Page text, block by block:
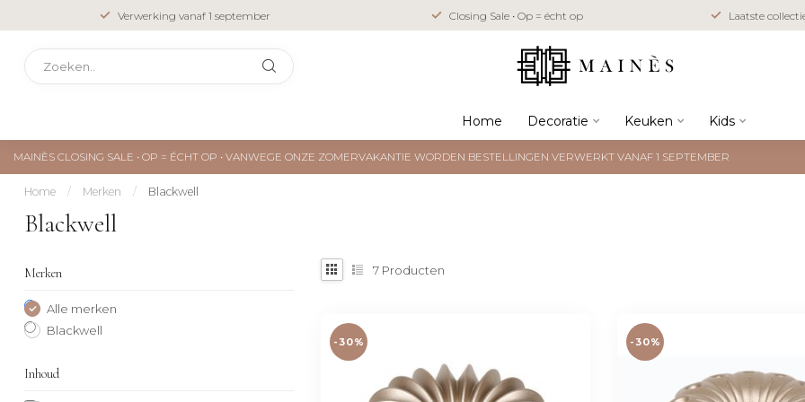
Verwerking vanaf 1 september Closing Sale • Op = écht op Laatste
Home Decoratie Keuken Kids
MAINÈS CLOSING SALE • OP = ÉCHT OP • VANWEGE ONZE ZOMERVAKANTIE WORDEN BESTELLINGEN VERWERKT VANAF 1 SEPTEMBER
Home / Merken / Blackwell
Blackwell
Merken
Alle merken
Blackwell
Inhoud
7 Producten
-30% -30%